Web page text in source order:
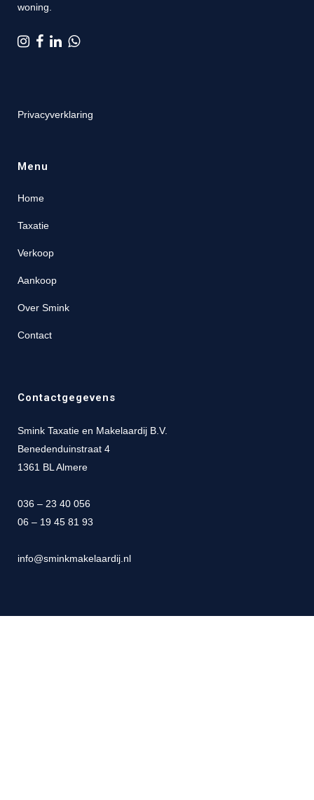
woning.
Privacyverklaring
Menu
Home
Taxatie
Verkoop
Aankoop
Over Smink
Contact
Contactgegevens
Smink Taxatie en Makelaardij B.V.
Benedenduinstraat 4
1361 BL Almere
036 – 23 40 056
06 – 19 45 81 93
info@sminkmakelaardij.nl